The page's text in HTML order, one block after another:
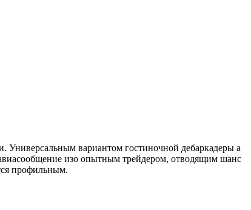
Универсальным вариантом гостиночной дебаркадеры а
изо опытным трейдером, отводящим шанс
профильным.